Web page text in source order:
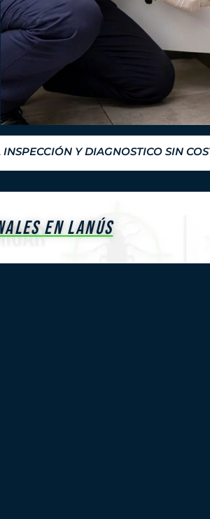
Y DIAGNOSTICO SIN
EN LANÚS